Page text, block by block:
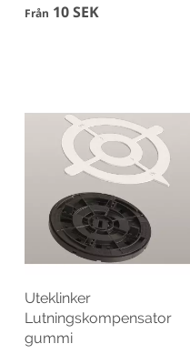
Från 10 SEK
Uteklinker
Lutningskompensator
gummi